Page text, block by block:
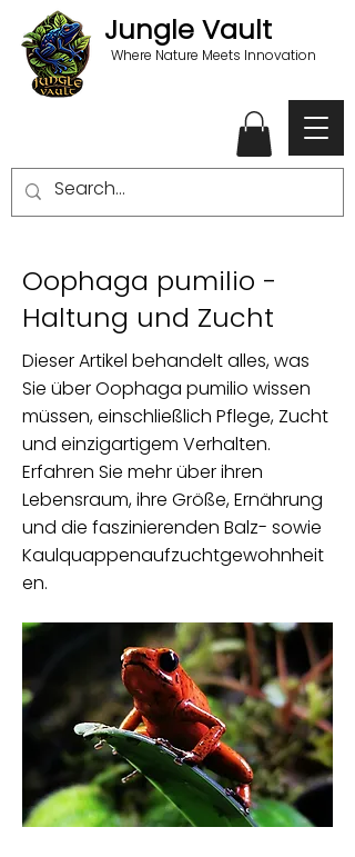
Jungle Vault
Where Nature Meets Innovation
Oophaga pumilio -
Haltung und Zucht
Dieser Artikel behandelt alles, was
Sie über Oophaga pumilio wissen
müssen, einschließlich Pflege, Zucht
und einzigartigem Verhalten.
Erfahren Sie mehr über ihren
Lebensraum, ihre Größe, Ernährung
und die faszinierenden Balz- sowie
Kaulquappenaufzuchtgewohnheit
en.